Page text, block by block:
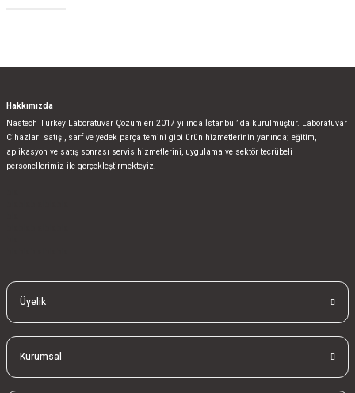
Hakkımızda
Nastech Turkey Laboratuvar Çözümleri 2017 yılında İstanbul’ da kurulmuştur. Laboratuvar
Cihazları satışı, sarf ve yedek parça temini gibi ürün hizmetlerinin yanında; eğitim,
aplikasyon ve satış sonrası servis hizmetlerini, uygulama ve sektör tecrübeli
personellerimiz ile gerçekleştirmekteyiz.
Üyelik
Kurumsal